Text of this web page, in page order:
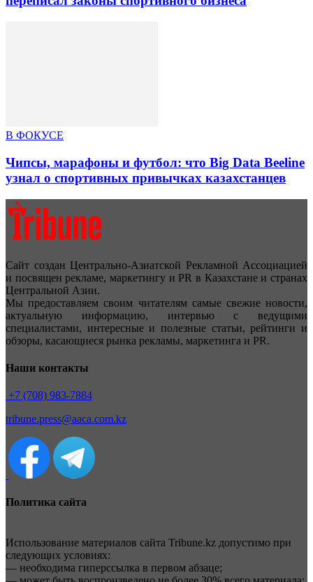
В ФОКУСЕ
Чипсы, марафоны и футбол: что Big Data Beeline
узнал о спортивных привычках казахстанцев
Сайт создан Центрально-Азиатской Рекламной Ассоциацией
и посвящен рекламе, маркетингу и PR в Казахстане и странах
Центральной Азии.
Мы предоставляем своим читателям самые свежие новости,
актуальную информацию, интервью с ведущими
специалистами, интересные и полезные статьи, рейтинги и
обзоры, касающиеся рынка рекламы, маркетинга и PR.
Наши контакты
+7 (708) 983-7884
tribune.press@aaca.com.kz
Политика сайта
Использование материалов сайта Tribune.kz допустимо при
следующих условиях:
— необходима гиперссылка в первом абзаце;